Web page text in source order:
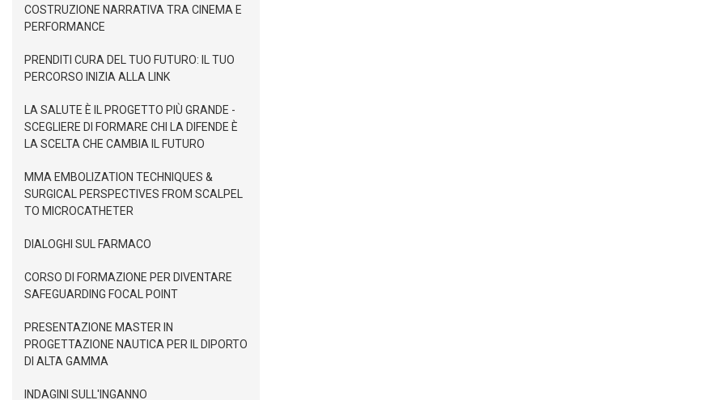
COSTRUZIONE NARRATIVA TRA CINEMA E
PERFORMANCE
PRENDITI CURA DEL TUO FUTURO: IL TUO
PERCORSO INIZIA ALLA LINK
LA SALUTE È IL PROGETTO PIÙ GRANDE -
SCEGLIERE DI FORMARE CHI LA DIFENDE È
LA SCELTA CHE CAMBIA IL FUTURO
MMA EMBOLIZATION TECHNIQUES &
SURGICAL PERSPECTIVES FROM SCALPEL
TO MICROCATHETER
DIALOGHI SUL FARMACO
CORSO DI FORMAZIONE PER DIVENTARE
SAFEGUARDING FOCAL POINT
PRESENTAZIONE MASTER IN
PROGETTAZIONE NAUTICA PER IL DIPORTO
DI ALTA GAMMA
INDAGINI SULL'INGANNO